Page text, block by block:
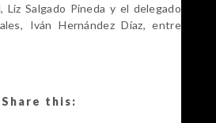
Liz Salgado Pineda y el delegado
Iván Hernández Díaz, entre
Share this: